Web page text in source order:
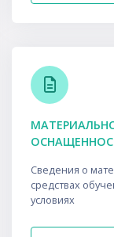
Сведения о
средствах
условиях